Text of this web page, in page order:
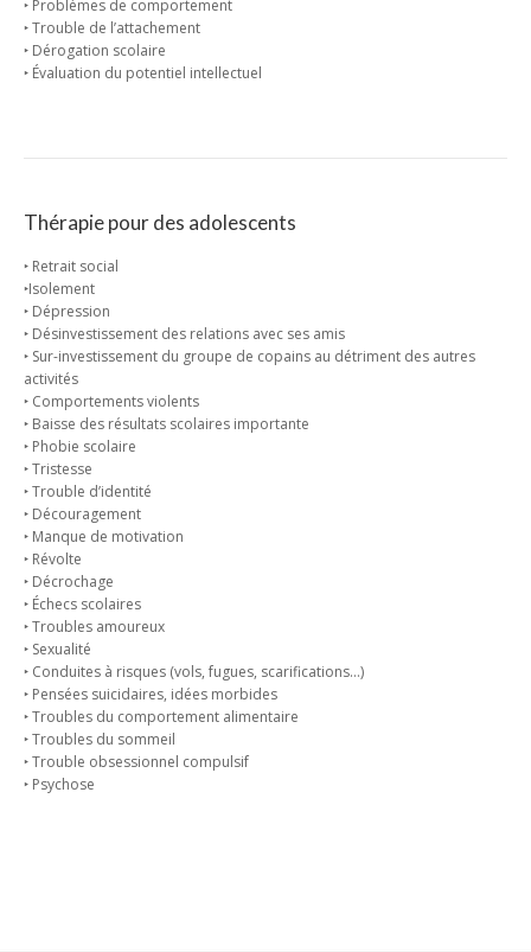
‣ Problèmes de comportement
‣ Trouble de l’attachement
‣ Dérogation scolaire
‣ Évaluation du potentiel intellectuel
Thérapie pour des adolescents
‣ Retrait social
‣Isolement
‣ Dépression
‣ Désinvestissement des relations avec ses amis
‣ Sur-investissement du groupe de copains au détriment des autres
activités
‣ Comportements violents
‣ Baisse des résultats scolaires importante
‣ Phobie scolaire
‣ Tristesse
‣ Trouble d’identité
‣ Découragement
‣ Manque de motivation
‣ Révolte
‣ Décrochage
‣ Échecs scolaires
‣ Troubles amoureux
‣ Sexualité
‣ Conduites à risques (vols, fugues, scarifications…)
‣ Pensées suicidaires, idées morbides
‣ Troubles du comportement alimentaire
‣ Troubles du sommeil
‣ Trouble obsessionnel compulsif
‣ Psychose